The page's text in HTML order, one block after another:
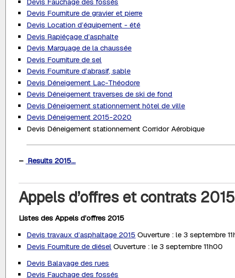
Devis Fourniture de gravier et pierre
Devis Location d’équipement - été
Devis Rapiéçage d’asphalte
Devis Marquage de la chaussée
Devis Fourniture de sel
Devis Fourniture d’abrasif, sable
Devis Déneigement Lac-Théodore
Devis Déneigement traverses de ski de fond
Devis Déneigement stationnement hôtel de ville
Devis Déneigement 2015-2020
Devis Déneigement stationnement Corridor Aérobique
– Results 2015...
Appels d’offres et contrats 2015
Listes desAppels d’offres 2015
Devis travaux d’asphaltage 2015 Ouverture : le 3 septembre
Devis Fourniture de diésel Ouverture : le 3 septembre 11h00
Devis Balayage des rues
Devis Fauchage des fossés